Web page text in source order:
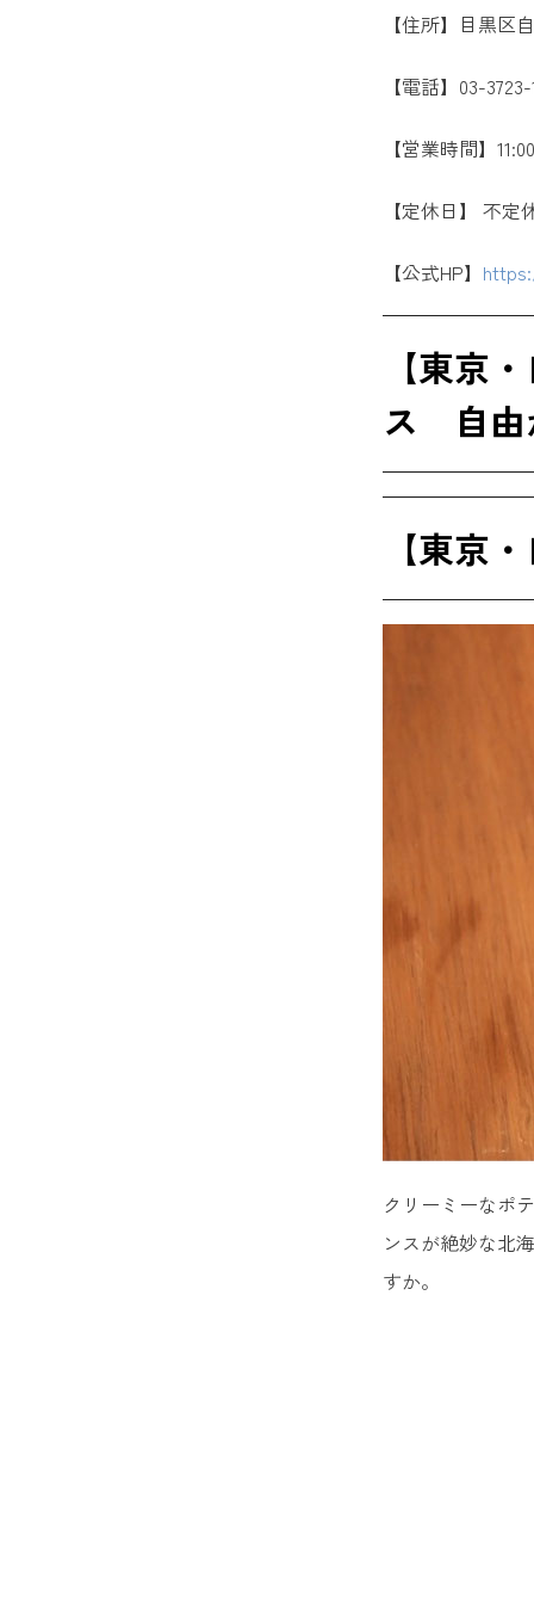
【住所】目黒区
【電話】03-3723-
【営業時間】
【定休日】 不定
【公式HP】
【東京
ス 自由
【東京
クリーミーなポ
ンスが絶妙な北
すか。